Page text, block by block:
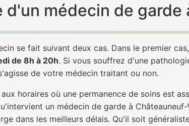
d'un médecin de
se fait suivant deux cas. Dans le premier
de 8h à 20h. Si vous souffrez d'une
de votre médecin traitant ou non.
horaires où une permanence de soins est
un médecin de garde à
dans les meilleurs délais. Qu'il soit